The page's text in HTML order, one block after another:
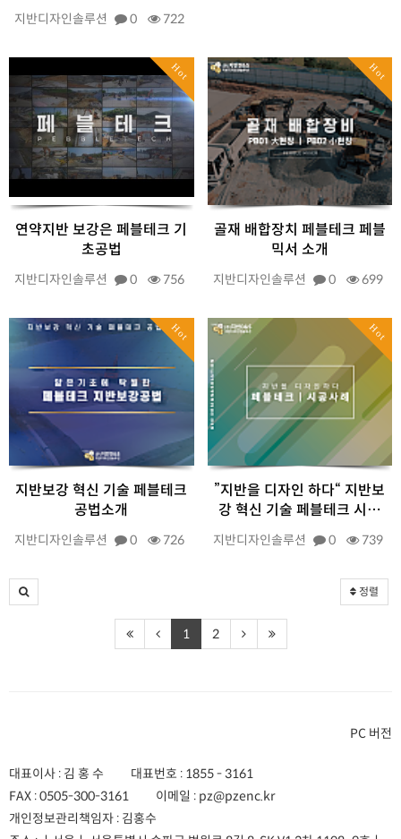
지반디자인솔루션 0 722
Hot
연약지반 보강은 페블테크 기
초공법
지반디자인솔루션 0 756
Hot
골재 배합장치 페블테크 페블
믹서 소개
지반디자인솔루션 0 699
Hot
지반보강 혁신 기술 페블테크
공법소개
지반디자인솔루션 0 726
Hot
”지반을 디자인 하다“ 지반보
강 혁신 기술 페블테크 시…
지반디자인솔루션 0 739
정렬
1 2
PC 버전
대표이사 : 김 홍 수 대표번호 : 1855 - 3161
FAX :0505-300-3161 이메일 : pz@pzenc.kr
개인정보관리책임자 : 김홍수